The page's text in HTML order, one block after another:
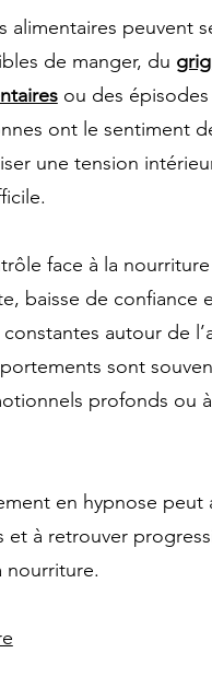
alimentaires peuvent
de manger, du
ou des épisodes
ont le sentiment
une tension
face à la
baisse de confiance
autour de
sont
profonds ou
en hypnose peut
et à retrouver
nourriture.